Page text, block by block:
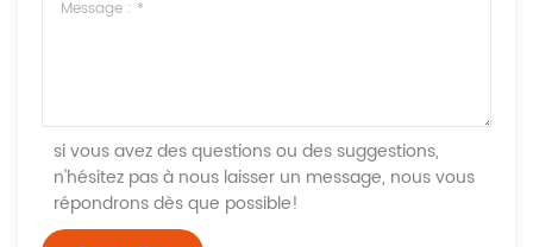
si vous avez des questions ou des suggestions,
n'hésitez pas à nous laisser un message, nous vous
répondrons dès que possible!